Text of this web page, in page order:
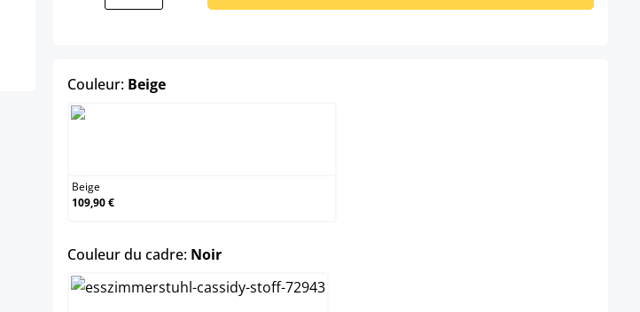
Couleur: Beigeselect
Beige
109,90 €
Couleur du cadre: Noirselect